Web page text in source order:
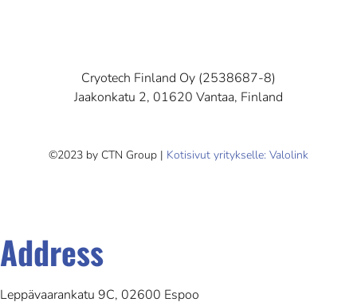
Cryotech Finland Oy (2538687-8)
Jaakonkatu 2, 01620 Vantaa, Finland
©2023 by CTN Group | Kotisivut yritykselle: Valolink
Address
Leppävaarankatu 9C, 02600 Espoo